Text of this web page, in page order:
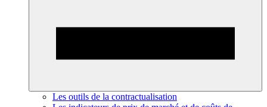
Les outils de la contractualisation